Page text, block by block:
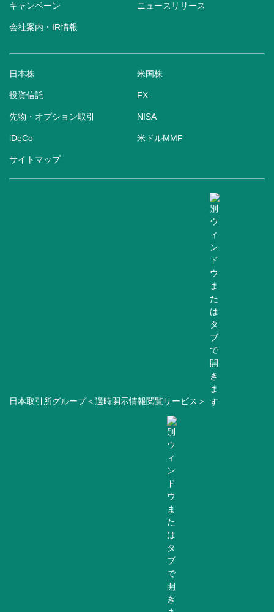
キャンペーン ニュースリリース
会社案内・IR情報
日本株 米国株
投資信託 FX
先物・オプション取引 NISA
iDeCo 米ドルMMF
サイトマップ
日本取引所グループ＜適時開示情報閲覧サービス＞